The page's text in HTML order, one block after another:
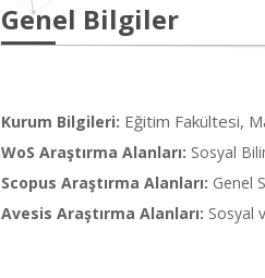
Genel Bilgiler
Kurum Bilgileri: Eğitim Fakültesi,
WoS Araştırma Alanları: Sosyal
Scopus Araştırma Alanları: Genel
Avesis Araştırma Alanları: Sosyal